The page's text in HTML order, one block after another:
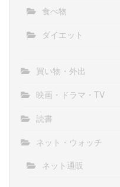
食べ物
ダイエット
買い物・外出
映画・ドラマ・TV
読書
ネット・ウォッチ
ネット通販